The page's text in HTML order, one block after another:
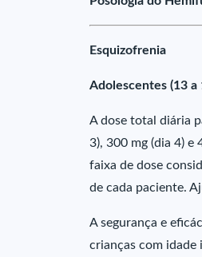
Esquizofrenia
Adolescentes (13 a
A dose total diária
3), 300 mg (dia 4) e
faixa de dose
de cada paciente.
A segurança e
crianças com idade